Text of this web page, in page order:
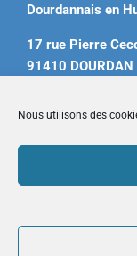
Nous utilisons des
Dourdannais en
17 rue Pierre
91410 DOURDAN
Accueil|Plan du